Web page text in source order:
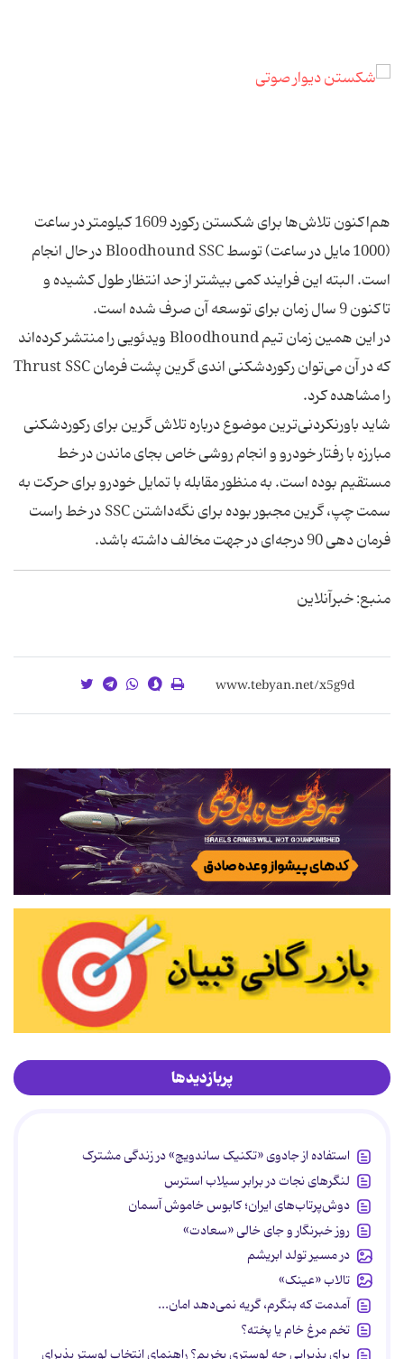
هم‌اکنون تلاش‌ها برای شکستن رکورد 1609 کیلومتر در ساعت
(1000 مایل در ساعت) توسط Bloodhound SSC در حال انجام
است. البته این فرایند کمی بیشتر از حد انتظار طول کشیده و
تاکنون 9 سال زمان برای توسعه آن صرف شده است.
در این همین زمان تیم Bloodhound ویدئویی را منتشر کرده‌اند
که در آن می‌توان رکوردشکنی اندی گرین پشت فرمان Thrust SSC
را مشاهده کرد.
شاید باورنکردنی‌ترین موضوع درباره تلاش گرین برای رکوردشکنی
مبارزه با رفتار خودرو و انجام روشی خاص بجای ماندن در خط
مستقیم بوده است. به منظور مقابله با تمایل خودرو برای حرکت به
سمت چپ، گرین مجبور بوده برای نگه‌داشتن SSC در خط راست
فرمان دهی 90 درجه‌ای در جهت مخالف داشته باشد.
منبع: خبرآنلاین
پربازدیدها
استفاده از جادوی «تکنیک ساندویچ» در زندگی مشترک
لنگرهای نجات در برابر سیلاب استرس
دوش‌پرتاب‌های ایران؛ کابوس خاموش آسمان
روز خبرنگار و جای خالی «سعادت»
در مسیر تولد ابریشم
تالاب «عینک»
آمدمت که بنگرم، گریه نمی‌دهد امان...
تخم مرغ خام یا پخته؟
برای پذیرایی چه لوستری بخریم؟ راهنمای انتخاب لوستر پذیرای